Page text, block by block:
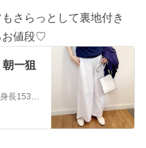
さらっとして裏地付き
お値段♡
一狙